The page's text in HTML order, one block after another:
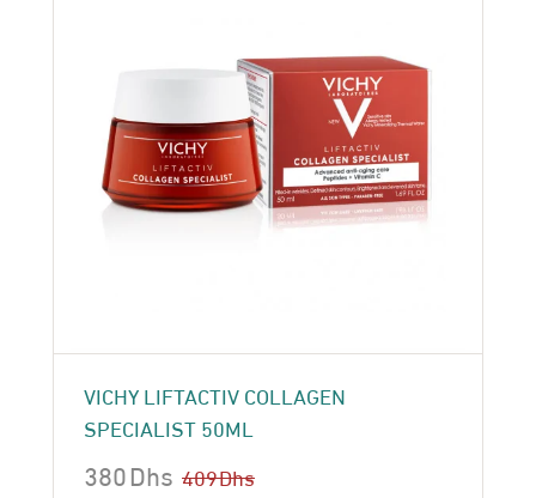
VICHY LIFTACTIV COLLAGEN
SPECIALIST 50ML
409Dhs
380Dhs